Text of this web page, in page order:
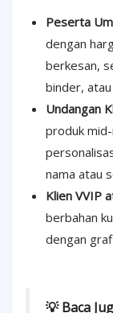
Peserta
dengan
berkesan,
binder,
Undangan
produk
nama atau
Klien VVIP
berbahan
dengan
💡 Baca